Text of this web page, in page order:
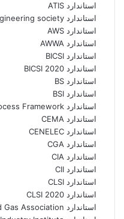
استاندارد ATIS
استاندارد Audio Engineering society
استاندارد AWS
استاندارد AWWA
استاندارد BICSI
استاندارد BICSI 2020
استاندارد BS
استاندارد BSI
استاندارد Business Process Framework
استاندارد CEMA
استاندارد CENELEC
استاندارد CGA
استاندارد CIA
استاندارد CII
استاندارد CLSI
استاندارد CLSI 2020
استاندارد Compressed Gas Association